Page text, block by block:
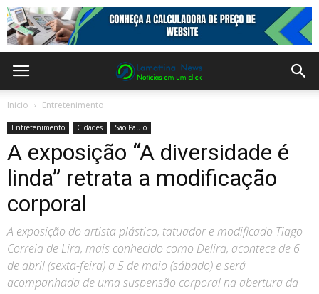
Inicio Entretenimento
Entretenimento Cidades São Paulo
A exposição “A diversidade é
linda” retrata a modificação
corporal
A exposição do artista plástico, tatuador e modificado Tiago
Correia de Lira, mais conhecido como Delira, acontece de 6
de abril (sexta-feira) a 5 de maio (sábado) e será
acompanhada de uma suspensão corporal na abertura da